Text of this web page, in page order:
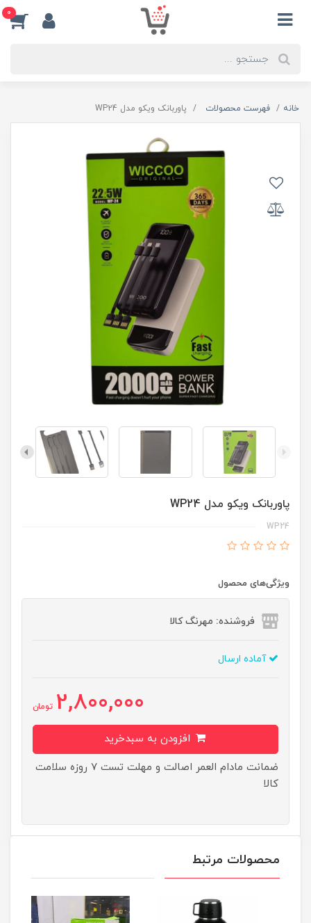
0
خانه فهرست محصولات پاوربانک ویکو مدل WP24
پاوربانک ویکو مدل WP24
WP24
ویژگی‌های محصول
فروشنده: مهرنگ کالا
آماده ارسال
2,800,000 تومان
ضمانت مادام العمر اصالت و مهلت تست ۷ روزه سلامت
کالا
محصولات مرتبط